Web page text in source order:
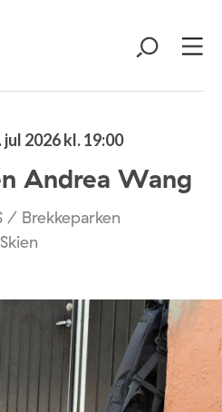
2026 kl. 19:00
Andrea Wang
/ Brekkeparken
Skien